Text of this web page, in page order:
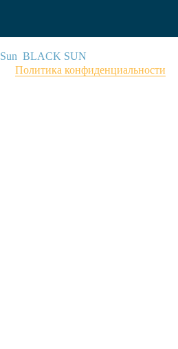
BLACK SUN
Политика конфиденциальности